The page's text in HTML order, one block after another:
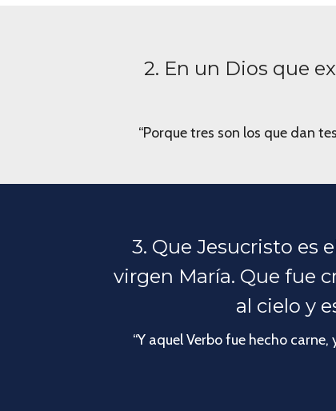
2. En un Dios que
“Porque tres son los que dan
3. Que Jesucristo es
virgen María. Que fue
al cielo y
“Y aquel Verbo fue hecho